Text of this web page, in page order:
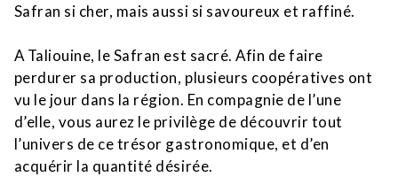
Safran si cher, mais aussi si savoureux et raffiné.
A Taliouine, le Safran est sacré. Afin de faire
perdurer sa production, plusieurs coopératives ont
vu le jour dans la région. En compagnie de l’une
d’elle, vous aurez le privilège de découvrir tout
l’univers de ce trésor gastronomique, et d’en
acquérir la quantité désirée.